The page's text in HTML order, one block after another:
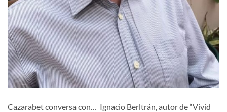
Cazarabet conversa con… Ignacio Berltrán, autor de “Vivid